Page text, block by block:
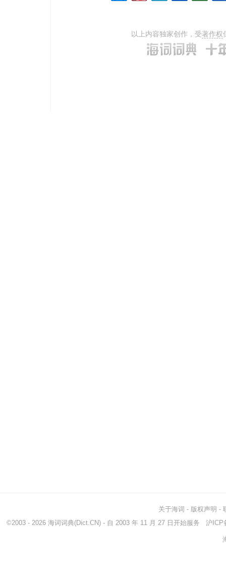
以上内容独家创作，受著作权
关于海词 - 版权声明 -
©2003 - 2026 海词词典(Dict.CN) - 自 2003 年 11 月 27 日开始服务 沪ICP